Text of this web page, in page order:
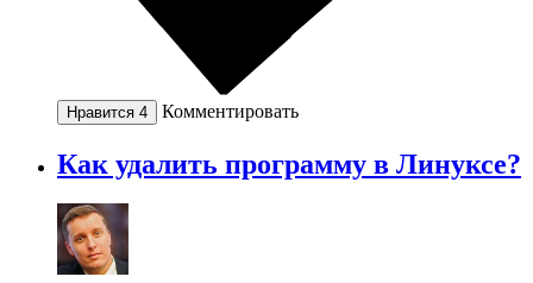
Нравится 4 Комментировать
Как удалить программу в Линуксе?